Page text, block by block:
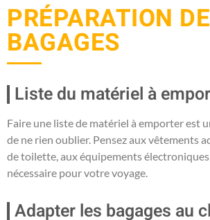
PRÉPARATION
BAGAGES
Liste du matériel à
Faire une liste de matériel à emporter est
de ne rien oublier. Pensez aux vêtements
de toilette, aux équipements
nécessaire pour votre voyage.
Adapter les bagages au